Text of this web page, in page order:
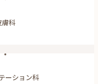
膚科
ーション科